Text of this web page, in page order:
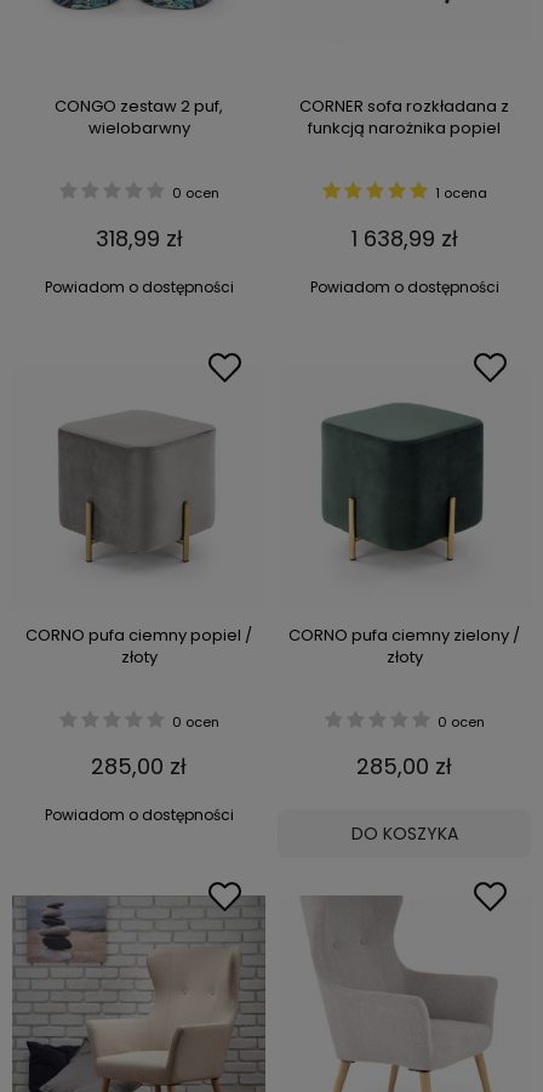
CONGO zestaw 2 puf,
wielobarwny
0 ocen
318,99 zł
Powiadom o dostępności
CORNER sofa rozkładana z
funkcją narożnika popiel
1 ocena
1 638,99 zł
Powiadom o dostępności
CORNO pufa ciemny popiel /
złoty
0 ocen
285,00 zł
Powiadom o dostępności
CORNO pufa ciemny zielony /
złoty
0 ocen
285,00 zł
DO KOSZYKA